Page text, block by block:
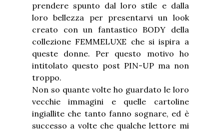
prendere spunto dal loro stile e dalla
loro bellezza per presentarvi un look
creato con un fantastico BODY della
collezione FEMMELUXE che si ispira a
queste donne. Per questo motivo ho
intitolato questo post PIN-UP ma non
troppo.
Non so quante volte ho guardato le loro
vecchie immagini e quelle cartoline
ingiallite che tanto fanno sognare, ed è
successo a volte che qualche lettore mi